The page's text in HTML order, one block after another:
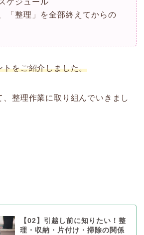
「整理」を全部終えてからの
トをご紹介しました。
、整理作業に取り組んでいきまし
【02】引越し前に知りたい！整
理・収納・片付け・掃除の関係